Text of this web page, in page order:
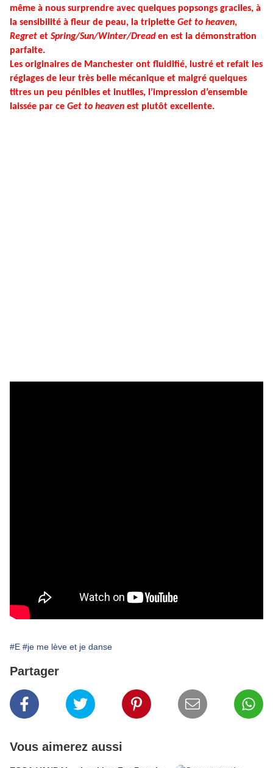
même à nous surprendre avec quelques popsongs graciles, à
la sensibilité à fleur de peau, la triplette Get to heaven,
Regret et Spring/Sun/Winter/Dreaden est la démonstration
parfaite.
Les originaires de Manchester ont fluidifié, lustré et refait les
réglages de leur très belle mécanique et malgré quelques
titres un peu pénibles et inutiles, l’impression d’ensemble
laissée par ce Get to heaven est plutôt excellente.
#E #je me lève et je danse
Partager
Vous aimerez aussi